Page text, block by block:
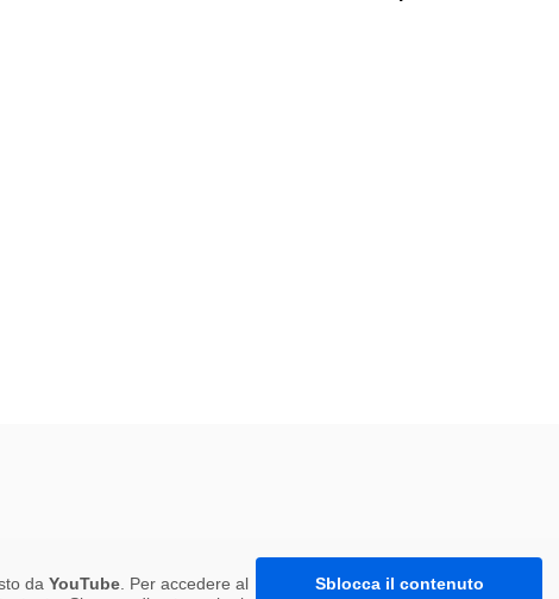
da YouTube . Per accedere al
Sblocca il contenuto